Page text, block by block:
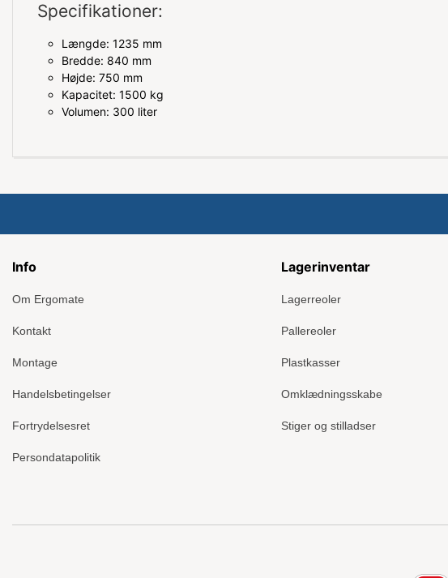
Specifikationer:
Længde: 1235 mm
Bredde: 840 mm
Højde: 750 mm
Kapacitet: 1500 kg
Volumen: 300 liter
Info
Om Ergomate
Kontakt
Montage
Handelsbetingelser
Fortrydelsesret
Persondatapolitik
Lagerinventar
Lagerreoler
Pallereoler
Plastkasser
Omklædningsskabe
Stiger og stilladser